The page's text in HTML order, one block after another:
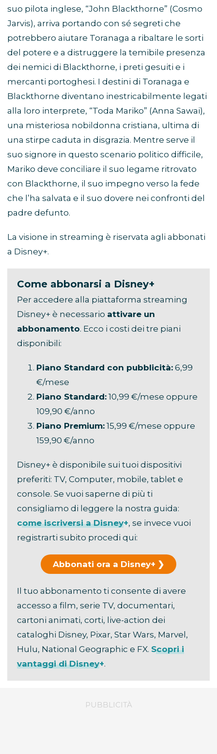
suo pilota inglese, “John Blackthorne” (Cosmo
Jarvis), arriva portando con sé segreti che
potrebbero aiutare Toranaga a ribaltare le sorti
del potere e a distruggere la temibile presenza
dei nemici di Blackthorne, i preti gesuiti e i
mercanti portoghesi. I destini di Toranaga e
Blackthorne diventano inestricabilmente legati
alla loro interprete, “Toda Mariko” (Anna Sawai),
una misteriosa nobildonna cristiana, ultima di
una stirpe caduta in disgrazia. Mentre serve il
suo signore in questo scenario politico difficile,
Mariko deve conciliare il suo legame ritrovato
con Blackthorne, il suo impegno verso la fede
che l’ha salvata e il suo dovere nei confronti del
padre defunto.
La visione in streaming è riservata agli abbonati
a Disney+.
Come abbonarsi a Disney+
Per accedere alla piattaforma streaming
Disney+ è necessario attivare un
abbonamento. Ecco i costi dei tre piani
disponibili:
Piano Standard con pubblicità: 6,99
€/mese
Piano Standard: 10,99 €/mese oppure
109,90 €/anno
Piano Premium: 15,99 €/mese oppure
159,90 €/anno
Disney+ è disponibile sui tuoi dispositivi
preferiti: TV, Computer, mobile, tablet e
console. Se vuoi saperne di più ti
consigliamo di leggere la nostra guida:
come iscriversi a Disney+, se invece vuoi
registrarti subito procedi qui:
Abbonati ora a Disney+
Il tuo abbonamento ti consente di avere
accesso a film, serie TV, documentari,
cartoni animati, corti, live-action dei
cataloghi Disney, Pixar, Star Wars, Marvel,
Hulu, National Geographic e FX. Scopri i
vantaggi di Disney+.